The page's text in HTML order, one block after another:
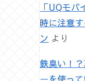
「UQモ
時に注意
ン より
鉄臭い！